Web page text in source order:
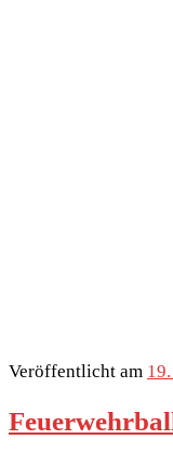
Veröffentlicht am